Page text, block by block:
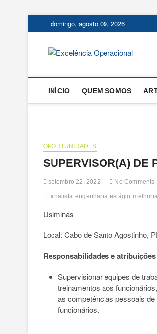
to
domingo, agosto 09, 2026
INÍCIO QUEM SOMOS
OPORTUNIDADES
SUPERVISOR(A) DE
setembro 22, 2022 No Comments
analista engenharia estágio
Usiminas
Local: Cabo de Santo Agostinho,
Responsabilidades e atribuições
Supervisionar equipes de
treinamentos aos
as competências pessoais
funcionários.